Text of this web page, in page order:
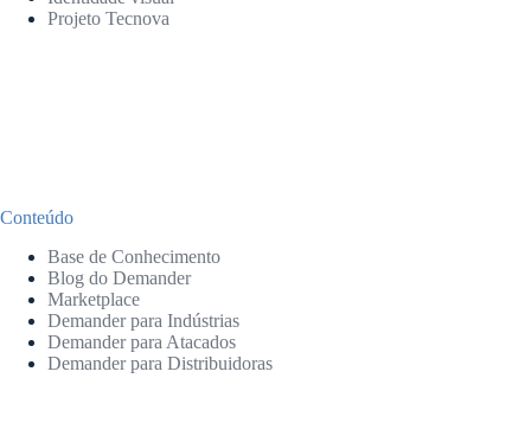
Projeto Tecnova
Conteúdo
Base de Conhecimento
Blog do Demander
Marketplace
Demander para Indústrias
Demander para Atacados
Demander para Distribuidoras